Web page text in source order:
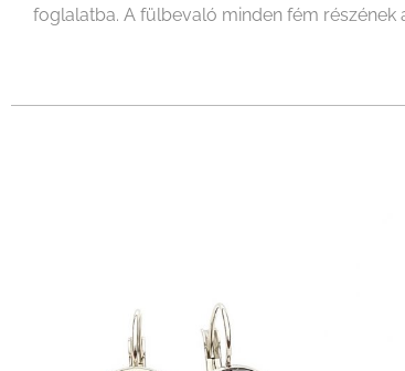
foglalatba. A fülbevaló minden fém